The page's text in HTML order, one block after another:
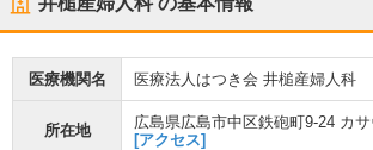
医療機関名 医療法人はつき会 井槌産婦人科
所在地
広島県広島市中区鉄砲町9-24 カ
[アクセス]